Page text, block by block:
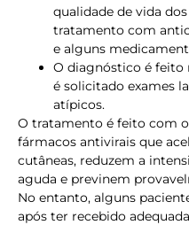
qualidade de vida
tratamento com
e alguns
O diagnóstico é feito
é solicitado exames
atípicos.
O tratamento é feito com
fármacos antivirais que
cutâneas, reduzem a
aguda e previnem
No entanto, alguns
após ter recebido